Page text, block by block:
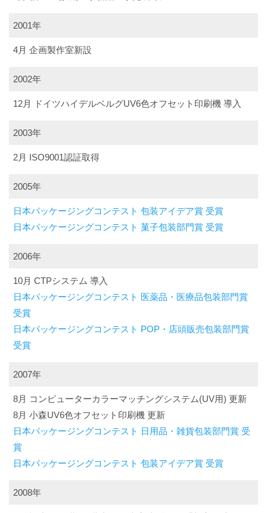
2001年
4月 企画製作室新設
2002年
12月 ドイツハイデルベルグUV6色オフセット印刷機 導入
2003年
2月 ISO9001認証取得
2005年
日本パッケージングコンテスト 包装アイデア賞 受賞
日本パッケージングコンテスト 菓子包装部門賞 受賞
2006年
10月 CTPシステム 導入
日本パッケージングコンテスト 医薬品・医療品包装部門賞
受賞
日本パッケージングコンテスト POP・店頭販売包装部門賞
受賞
2007年
8月 コンピューターカラーマッチングシステム(UV用) 更新
8月 小森UV6色オフセット印刷機 更新
日本パッケージングコンテスト 日用品・雑貨包装部門賞 受
賞
日本パッケージングコンテスト 包装アイデア賞 受賞
2008年